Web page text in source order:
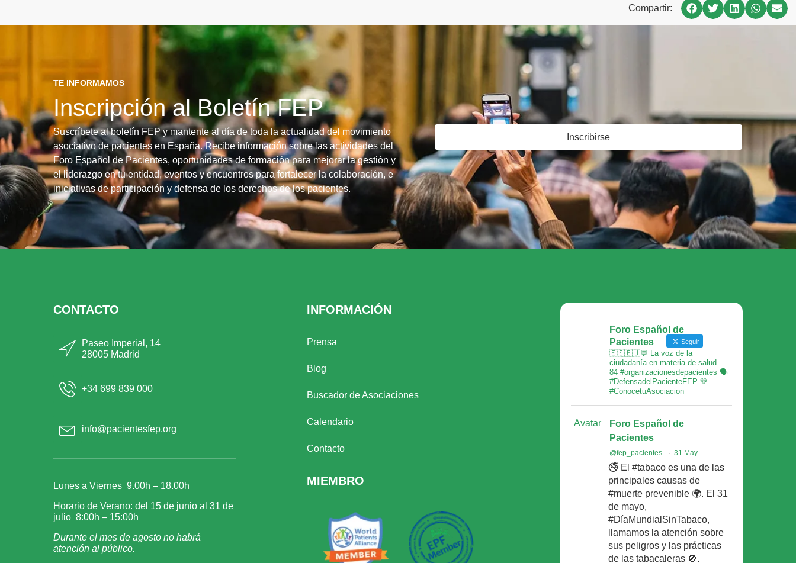
Compartir:
TE INFORMAMOS
Inscripción al Boletín FEP
Suscríbete al boletín FEP y mantente al día de toda la actualidad del movimiento
asociativo de pacientes en España. Recibe información sobre las actividades del
Foro Español de Pacientes, oportunidades de formación para mejorar la gestión y
el liderazgo en tu entidad, eventos y encuentros para fortalecer la colaboración, e
iniciativas de participación y defensa de los derechos de los pacientes.
Inscribirse
CONTACTO
Paseo Imperial, 14
28005 Madrid
+34 699 839 000
info@pacientesfep.org
Lunes a Viernes 9.00h – 18.00h
Horario de Verano: del 15 de junio al 31 de
julio 8:00h – 15:00h
Durante el mes de agosto no habrá
atención al público.
INFORMACIÓN
Prensa
Blog
Buscador de Asociaciones
Calendario
Contacto
MIEMBRO
Foro Español de
Pacientes
Seguir
🇪🇸🇪🇺💬 La voz de la
ciudadanía en materia de salud.
84 #organizacionesdepacientes 🗣
#DefensadelPacienteFEP 💚
#ConocetuAsociacion
Avatar
Foro Español de
Pacientes
@fep_pacientes · 31 May
🚭 El #tabaco es una de las
principales causas de
#muerte prevenible 🌍. El 31
de mayo,
#DíaMundialSinTabaco,
llamamos la atención sobre
sus peligros y las prácticas
de las tabacaleras 🚫.